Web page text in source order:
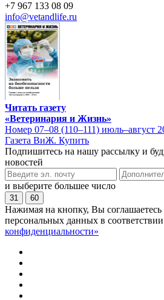
+7 967 133 08 09
info@vetandlife.ru
Читать газету
«Ветеринария и Жизнь»
Номер 07–08 (110–111) июль–август
Газета ВиЖ. Купить
Подпишитесь на нашу рассылку и
новостей
и выберите большее число
31 60
Нажимая на кнопку, Вы соглашаетесь
персональных данных в
конфиденциальности»